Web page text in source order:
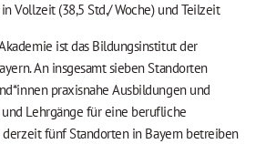
Vollzeit (38,5 Std./ Woche) und Teilzeit
ist das Bildungsinstitut der
An insgesamt sieben Standorten
praxisnahe Ausbildungen und
Lehrgänge für eine berufliche
fünf Standorten in Bayern betreiben